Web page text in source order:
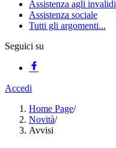
Assistenza agli invalidi
Assistenza sociale
Tutti gli argomenti...
Seguici su
Accedi
Home Page/
Novità/
Avvisi